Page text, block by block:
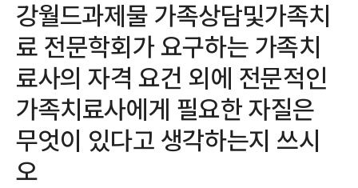
강월드과제물 ​가족상담및가족치
료 전문학회가 요구하는 가족치
료사의 자격 요건 외에 전문적인
가족치료사에게 필요한 자질은
무엇이 있다고 생각하는지 쓰시
오